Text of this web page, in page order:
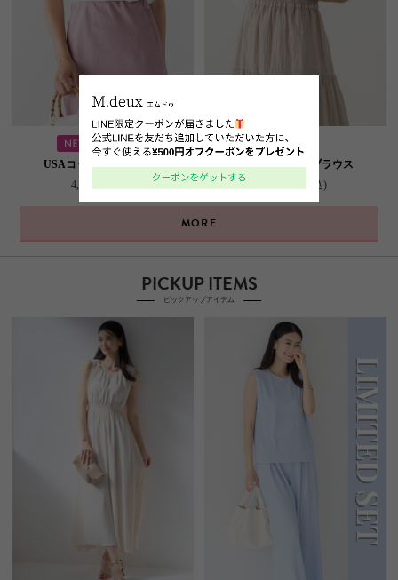
USAコットンカットソー
4,400円
チュールフリルブラウス
(税込)
MORE
PICKUP ITEMS
ピックアップアイテム